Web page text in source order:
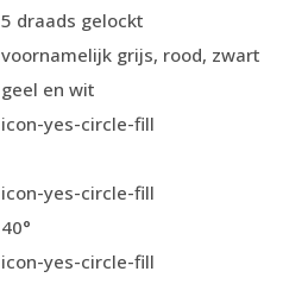
5 draads gelockt
voornamelijk grijs, rood, zwart
geel en wit
icon-yes-circle-fill
icon-yes-circle-fill
40°
icon-yes-circle-fill